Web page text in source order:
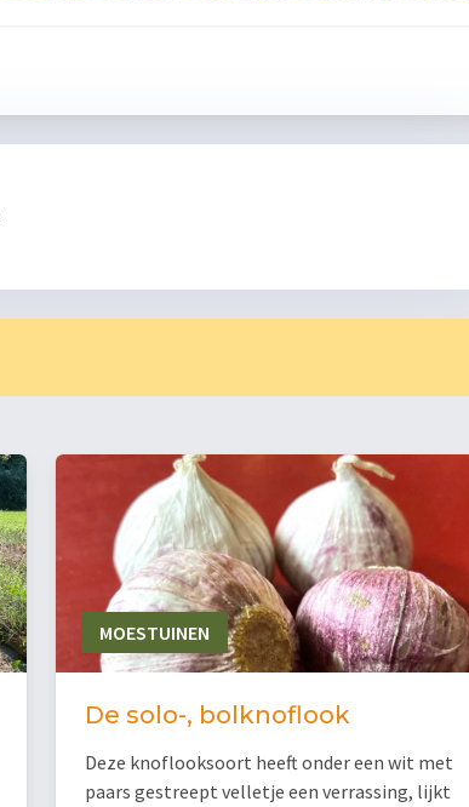
MOESTUINEN
De solo-, bolknoflook
Deze knoflooksoort heeft onder een wit met
paars gestreept velletje een verrassing, lijkt